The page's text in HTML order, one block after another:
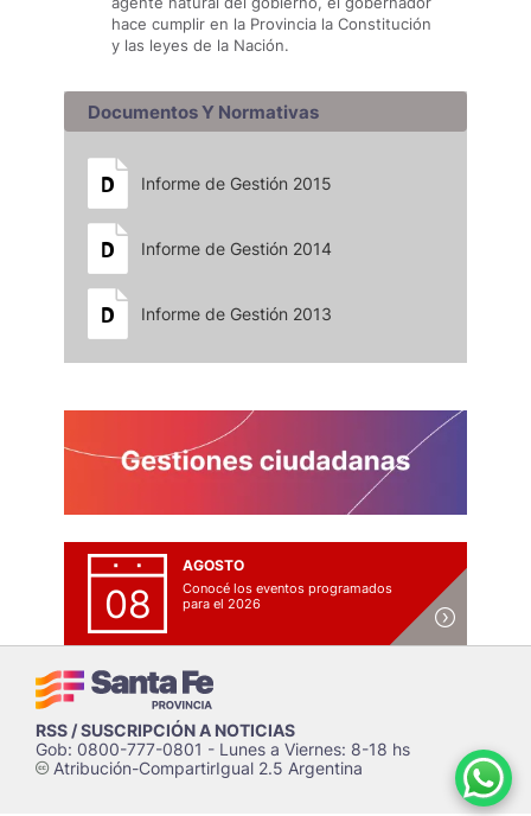
hace cumplir en la Provincia la Constitución
y las leyes de la Nación.
Documentos Y Normativas
Informe de Gestión 2015
Informe de Gestión 2014
Informe de Gestión 2013
08
AGOSTO
Conocé los eventos programados
para el 2026
RSS / SUSCRIPCIÓN A NOTICIAS
Gob: 0800-777-0801 - Lunes a Viernes: 8-18 hs
cAtribución-CompartirIgual 2.5 Argentina